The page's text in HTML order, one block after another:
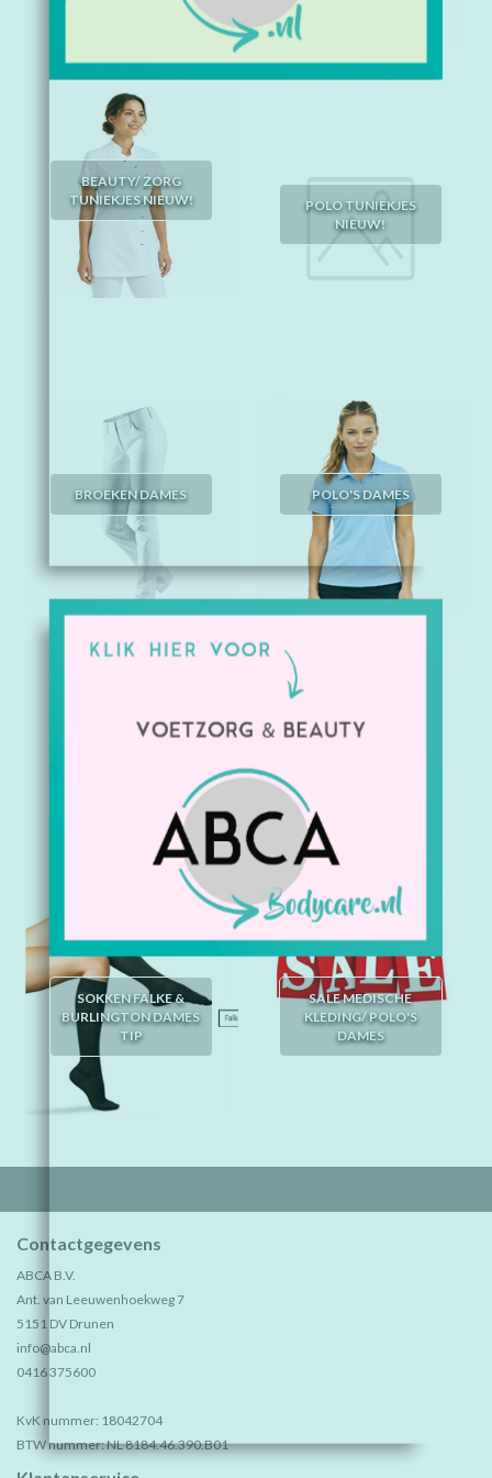
BEAUTY/ ZORG
TUNIEKJES NIEUW!
POLO TUNIEKJES
NIEUW!
BROEKEN DAMES POLO'S DAMES
SOKKEN FALKE &
BURLINGTON DAMES
TIP
SALE MEDISCHE
KLEDING/ POLO'S
DAMES
Contactgegevens
ABCA B.V.
Ant. van Leeuwenhoekweg 7
5151 DV Drunen
info@abca.nl
0416 375600
KvK nummer: 18042704
BTW nummer: NL 8184.46.390.B01